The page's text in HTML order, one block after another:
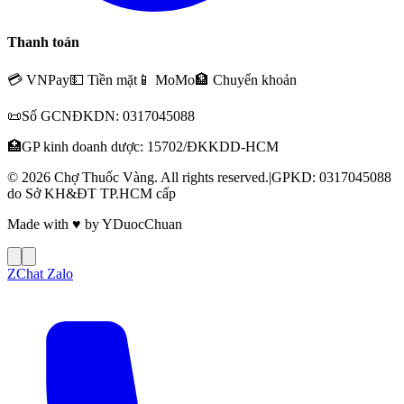
Thanh toán
💳 VNPay💵 Tiền mặt 📱 MoMo🏦 Chuyển khoản
📜Số GCNĐKDN: 0317045088
🏥GP kinh doanh dược: 15702/ĐKKDD-HCM
© 2026 Chợ Thuốc Vàng. All rights reserved.|GPKD: 0317045088
do Sở KH&ĐT TP.HCM cấp
Made with ♥ byYDuocChuan
ZChat Zalo